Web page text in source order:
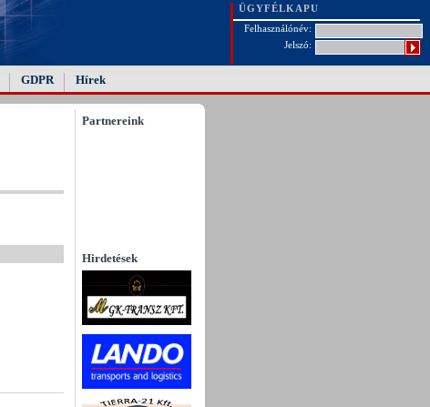
ÜGYFÉLKAPU
Felhasználónév:
Jelszó:
GDPR Hírek
Partnereink
Hirdetések